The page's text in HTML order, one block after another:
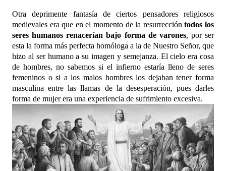
Otra deprimente fantasía de ciertos pensadores religiosos
medievales era que en el momento de la resurreccióntodos los
seres humanos renacerían bajo forma de varones, por ser
esta la forma más perfecta homóloga a la de Nuestro Señor, que
hizo al ser humano a su imagen y semejanza. El cielo era cosa
de hombres, no sabemos si el infierno estaría lleno de seres
femeninos o si a los malos hombres los dejaban tener forma
masculina entre las llamas de la desesperación, pues darles
forma de mujer era una experiencia de sufrimiento excesiva.